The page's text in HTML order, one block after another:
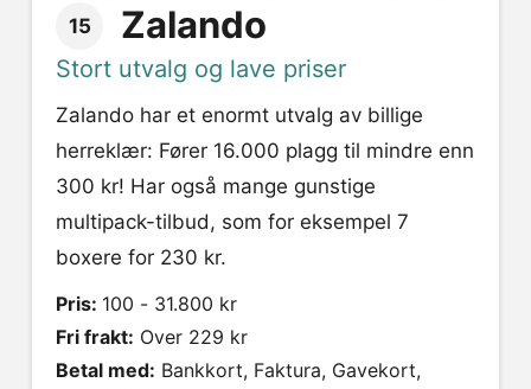
15 Zalando
Stort utvalg og lave priser
Zalando har et enormt utvalg av billige
herreklær: Fører 16.000 plagg til mindre enn
300 kr! Har også mange gunstige
multipack-tilbud, som for eksempel 7
boxere for 230 kr.
Pris: 100 - 31.800 kr
Fri frakt: Over 229 kr
Betal med: